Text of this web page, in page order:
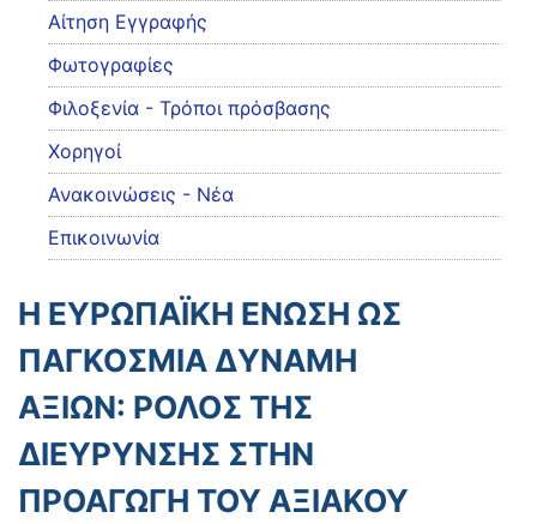
Αίτηση Εγγραφής
Φωτογραφίες
Φιλοξενία - Τρόποι πρόσβασης
Χορηγοί
Ανακοινώσεις - Νέα
Επικοινωνία
Η ΕΥΡΩΠΑΪΚΗ ΕΝΩΣΗ ΩΣ
ΠΑΓΚΟΣΜΙΑ ΔΥΝΑΜΗ
ΑΞΙΩΝ: ΡΟΛΟΣ ΤΗΣ
ΔΙΕΥΡΥΝΣΗΣ ΣΤΗΝ
ΠΡΟΑΓΩΓΗ ΤΟΥ ΑΞΙΑΚΟΥ